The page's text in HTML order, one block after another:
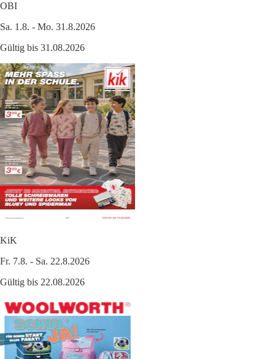
OBI
Sa. 1.8. - Mo. 31.8.2026
Gültig bis 31.08.2026
KiK
Fr. 7.8. - Sa. 22.8.2026
Gültig bis 22.08.2026